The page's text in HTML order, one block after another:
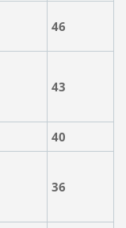
46
43
40
36